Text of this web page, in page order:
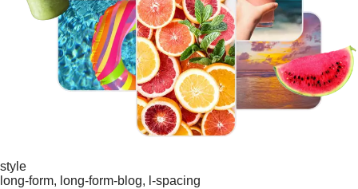
style
long-form, long-form-blog, l-spacing